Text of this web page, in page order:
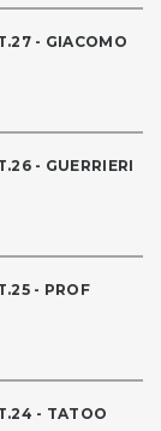
- GIACOMO
- GUERRIERI
- PROF
- TATOO